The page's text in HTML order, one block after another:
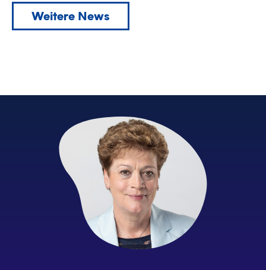
Weitere News